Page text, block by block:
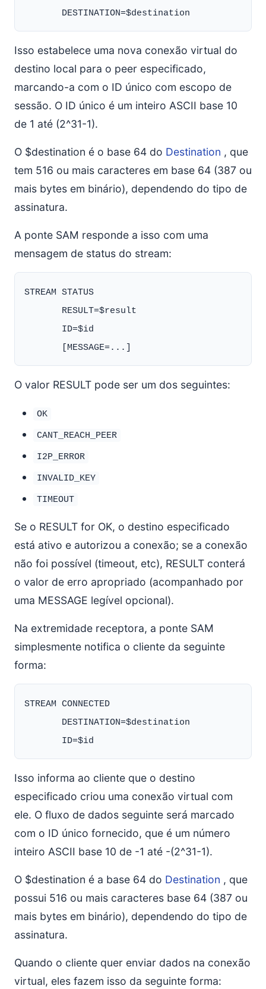
Isso estabelece uma nova conexão virtual do
destino local para o peer especificado,
marcando-a com o ID único com escopo de
sessão. O ID único é um inteiro ASCII base 10
de 1 até (2^31-1).
O $destination é o base 64 do Destination , que
tem 516 ou mais caracteres em base 64 (387 ou
mais bytes em binário), dependendo do tipo de
assinatura.
A ponte SAM responde a isso com uma
mensagem de status do stream:
STREAM STATUS
       RESULT=$result
       ID=$id
O valor RESULT pode ser um dos seguintes:
OK
CANT_REACH_PEER
I2P_ERROR
INVALID_KEY
TIMEOUT
Se o RESULT for OK, o destino especificado
está ativo e autorizou a conexão; se a conexão
não foi possível (timeout, etc), RESULT conterá
o valor de erro apropriado (acompanhado por
uma MESSAGE legível opcional).
Na extremidade receptora, a ponte SAM
simplesmente notifica o cliente da seguinte
forma:
STREAM CONNECTED
       DESTINATION=$destination
Isso informa ao cliente que o destino
especificado criou uma conexão virtual com
ele. O fluxo de dados seguinte será marcado
com o ID único fornecido, que é um número
inteiro ASCII base 10 de -1 até -(2^31-1).
O $destination é a base 64 do Destination , que
possui 516 ou mais caracteres base 64 (387 ou
mais bytes em binário), dependendo do tipo de
assinatura.
Quando o cliente quer enviar dados na conexão
virtual, eles fazem isso da seguinte forma: